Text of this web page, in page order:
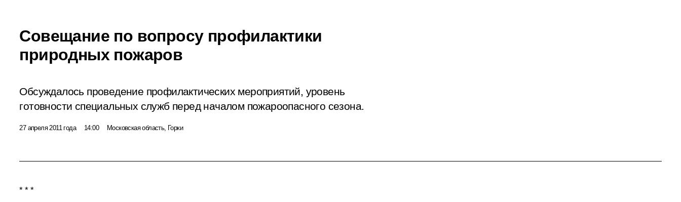
Совещание по вопросу профилактики
природных пожаров
Обсуждалось проведение профилактических мероприятий, уровень
готовности специальных служб перед началом пожароопасного сезона.
27 апреля 2011 года 14:00 Московская область, Горки
* * *